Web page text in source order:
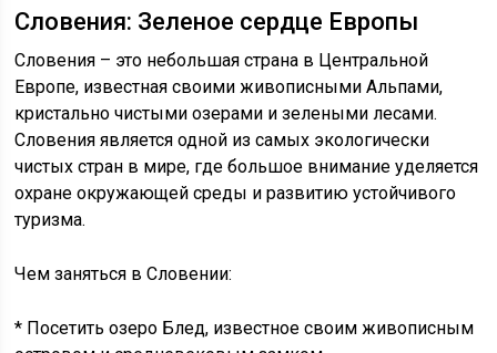
Словения: Зеленое сердце Европы
Словения – это небольшая страна в Центральной
Европе, известная своими живописными Альпами,
кристально чистыми озерами и зелеными лесами.
Словения является одной из самых экологически
чистых стран в мире, где большое внимание уделяется
охране окружающей среды и развитию устойчивого
туризма.
Чем заняться в Словении:
* Посетить озеро Блед, известное своим живописным